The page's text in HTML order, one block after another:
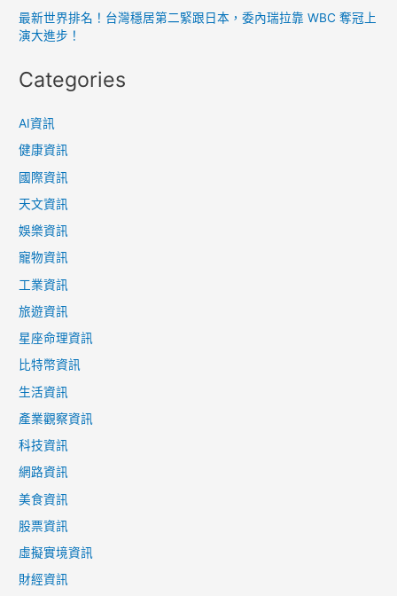
最新世界排名！台灣穩居第二緊跟日本，委內瑞拉靠 WBC 奪冠上
演大進步！
Categories
AI資訊
健康資訊
國際資訊
天文資訊
娛樂資訊
寵物資訊
工業資訊
旅遊資訊
星座命理資訊
比特幣資訊
生活資訊
產業觀察資訊
科技資訊
網路資訊
美食資訊
股票資訊
虛擬實境資訊
財經資訊